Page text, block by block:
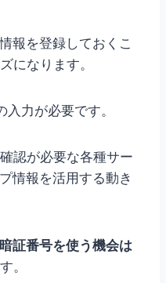
報を登録しておくこ
になります。
力が必要です。
認が必要な各種サー
情報を活用する動き
証番号を使う機会は
。